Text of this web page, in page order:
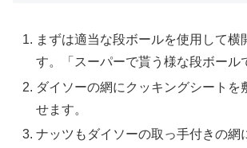
まずは適当な段ボールを使用して横
す。「スーパーで貰う様な段ボール
ダイソーの網にクッキングシートを
せます。
ナッツもダイソーの取っ手付きの網